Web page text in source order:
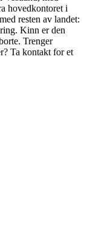
hovedkontoret i
resten av landet:
Kinn er den
Trenger
Ta kontakt for et